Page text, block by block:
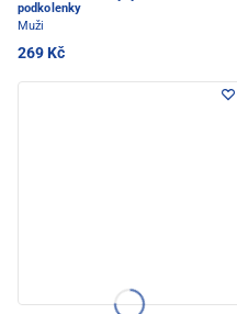
podkolenky
Muži
269 Kč